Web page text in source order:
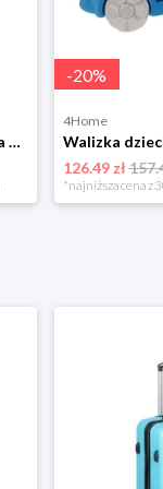
Pretty UP Walizka podróżna ABS25 duża, 68 x 47 x29 cm, antracytowa Pretty Up
-20%
4Home
126.49 zł
*najniższa cena z